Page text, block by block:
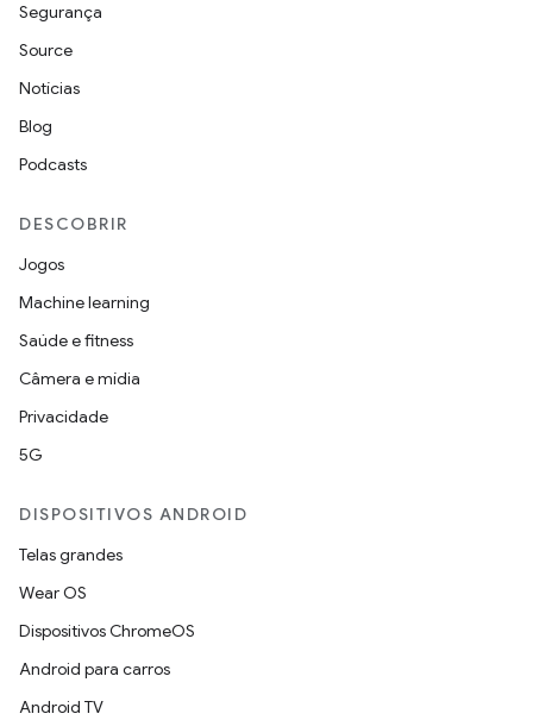
Segurança
Source
Notícias
Blog
Podcasts
DESCOBRIR
Jogos
Machine learning
Saúde e fitness
Câmera e mídia
Privacidade
5G
DISPOSITIVOS ANDROID
Telas grandes
Wear OS
Dispositivos ChromeOS
Android para carros
Android TV